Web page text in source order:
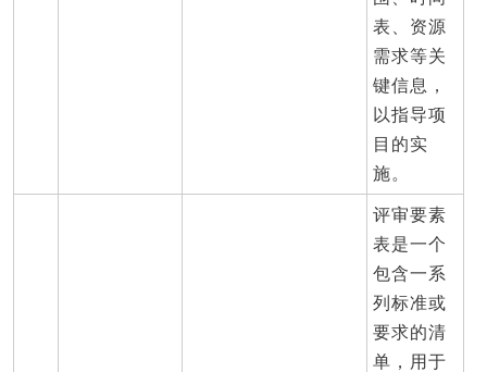
表、资源
需求等关
键信息，
以指导项
目的实
施。
评审要素
表是一个
包含一系
列标准或
要求的清
单，用于